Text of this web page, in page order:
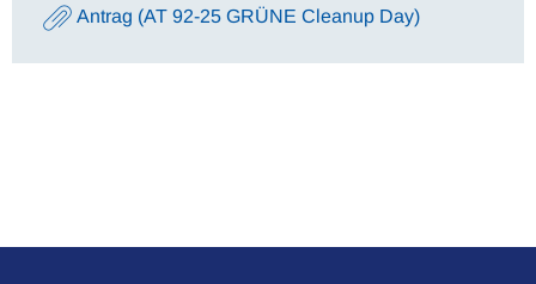
Antrag (AT 92-25 GRÜNE Cleanup Day)